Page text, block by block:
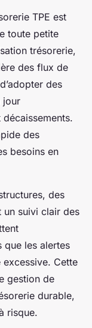
TPE est
toute petite
trésorerie,
des flux de
des
jour
des
besoins en
des
un suivi clair des
que les alertes
Cette
gestion de
durable,
risque.